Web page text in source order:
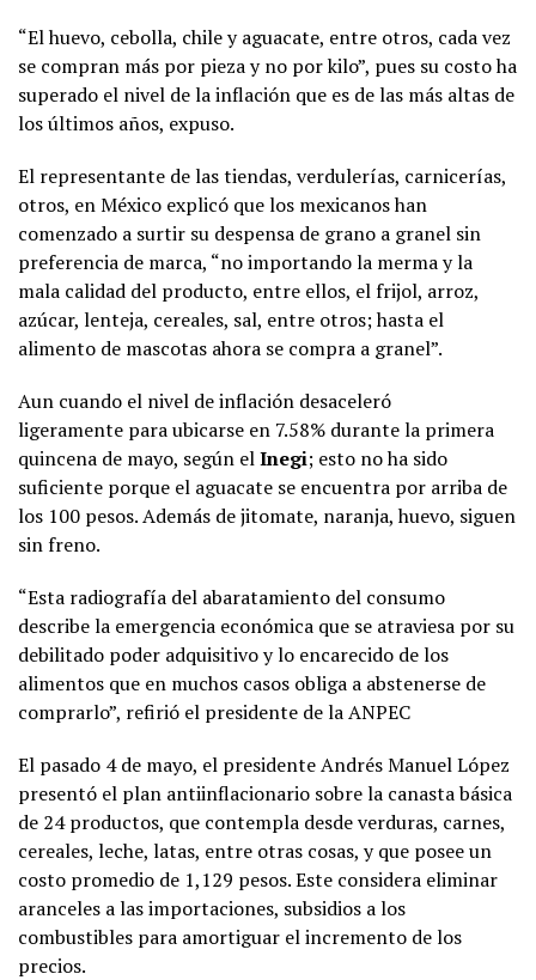
“El huevo, cebolla, chile y aguacate, entre otros, cada vez
se compran más por pieza y no por kilo”, pues su costo ha
superado el nivel de la inflación que es de las más altas de
los últimos años, expuso.
El representante de las tiendas, verdulerías, carnicerías,
otros, en México explicó que los mexicanos han
comenzado a surtir su despensa de grano a granel sin
preferencia de marca, “no importando la merma y la
mala calidad del producto, entre ellos, el frijol, arroz,
azúcar, lenteja, cereales, sal, entre otros; hasta el
alimento de mascotas ahora se compra a granel”.
Aun cuando el nivel de inflación desaceleró
ligeramente para ubicarse en 7.58% durante la primera
quincena de mayo, según elInegi; esto no ha sido
suficiente porque el aguacate se encuentra por arriba de
los 100 pesos. Además de jitomate, naranja, huevo, siguen
sin freno.
“Esta radiografía del abaratamiento del consumo
describe la emergencia económica que se atraviesa por su
debilitado poder adquisitivo y lo encarecido de los
alimentos que en muchos casos obliga a abstenerse de
comprarlo”, refirió el presidente de la ANPEC
El pasado 4 de mayo, el presidente Andrés Manuel López
presentó el plan antiinflacionario sobre la canasta básica
de 24 productos, que contempla desde verduras, carnes,
cereales, leche, latas, entre otras cosas, y que posee un
costo promedio de 1,129 pesos. Este considera eliminar
aranceles a las importaciones, subsidios a los
combustibles para amortiguar el incremento de los
precios.